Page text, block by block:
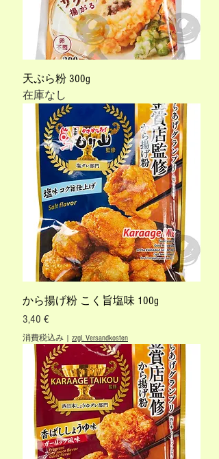
天ぷら粉 300g
在庫なし
から揚げ粉 こく旨塩味 100g
価格
3,40 €
消費税込み | zzgl. Versandkosten